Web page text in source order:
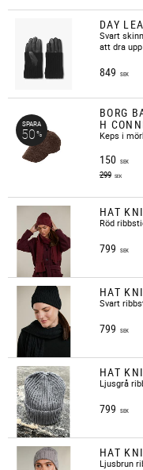
DAY
Svart
att dra upp
849 SEK
BORG
H
Keps i
150 SEK
299 SEK
SPARA
50%
HAT
​Röd
799 SEK
HAT
​Svart
799 SEK
HAT
​Ljusgrå
799 SEK
HAT
Ljusbrun